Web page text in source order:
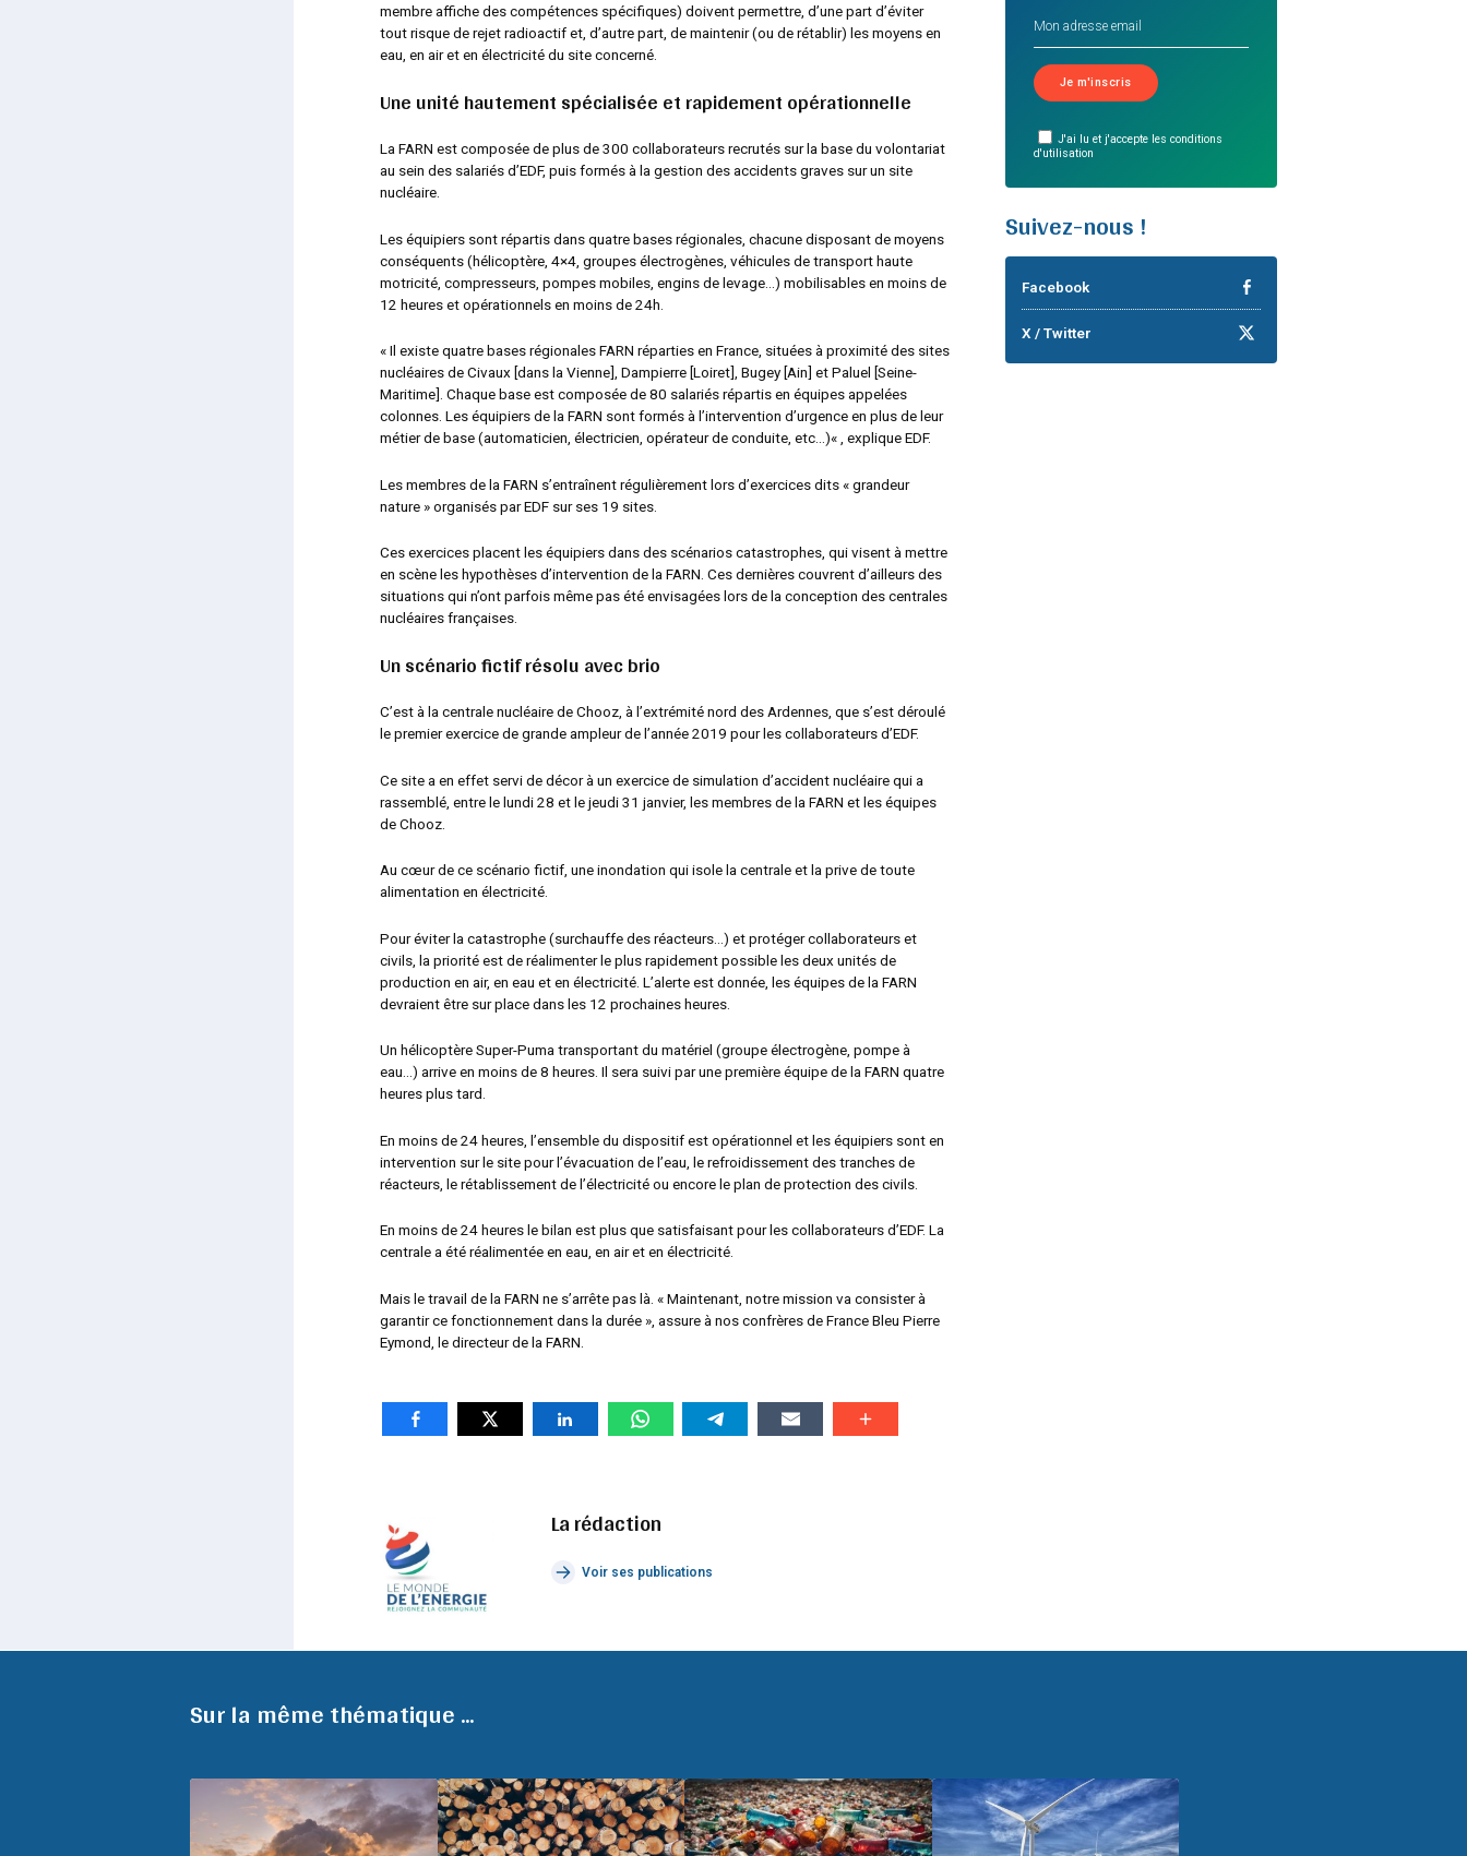
membre affiche des compétences spécifiques) doivent permettre, d’une part d’éviter
tout risque de rejet radioactif et, d’autre part, de maintenir (ou de rétablir) les moyens en
eau, en air et en électricité du site concerné.
Une unité hautement spécialisée et rapidement opérationnelle
La FARN est composée de plus de 300 collaborateurs recrutés sur la base du volontariat
au sein des salariés d’EDF, puis formés à la gestion des accidents graves sur un site
nucléaire.
Les équipiers sont répartis dans quatre bases régionales, chacune disposant de moyens
conséquents (hélicoptère, 4×4, groupes électrogènes, véhicules de transport haute
motricité, compresseurs, pompes mobiles, engins de levage…) mobilisables en moins de
12 heures et opérationnels en moins de 24h.
« Il existe quatre bases régionales FARN réparties en France, situées à proximité des sites
nucléaires de Civaux [dans la Vienne],Dampierre [Loiret],Bugey [Ain]et Paluel [Seine-
Maritime].Chaque base est composée de 80 salariés répartis en équipes appelées
colonnes. Les équipiers de la FARN sont formés à l’intervention d’urgence en plus de leur
métier de base (automaticien, électricien, opérateur de conduite, etc…)« , explique EDF.
Les membres de la FARN s’entraînent régulièrement lors d’exercices dits« grandeur
nature »organisés par EDF sur ses 19 sites.
Ces exercices placent les équipiers dans des scénarios catastrophes, qui visent à mettre
en scène les hypothèses d’intervention de la FARN. Ces dernières couvrent d’ailleurs des
situations qui n’ont parfois même pas été envisagées lors de la conception des centrales
nucléaires françaises.
Un scénario fictif résolu avec brio
C’est à la centrale nucléaire de Chooz, à l’extrémité nord des Ardennes, que s’est déroulé
le premier exercice de grande ampleur de l’année 2019 pour les collaborateurs d’EDF.
Ce site a en effet servi de décor à un exercice de simulation d’accident nucléaire qui a
rassemblé, entre le lundi 28 et le jeudi 31 janvier, les membres de la FARN et les équipes
de Chooz.
Au cœur de ce scénario fictif, une inondation qui isole la centrale et la prive de toute
alimentation en électricité.
Pour éviter la catastrophe (surchauffe des réacteurs…) et protéger collaborateurs et
civils, la priorité est de réalimenter le plus rapidement possible les deux unités de
production en air, en eau et en électricité. L’alerte est donnée, les équipes de la FARN
devraient être sur place dans les 12 prochaines heures.
Un hélicoptère Super-Puma transportant du matériel (groupe électrogène, pompe à
eau…) arrive en moins de 8 heures. Il sera suivi par une première équipe de la FARN quatre
heures plus tard.
En moins de 24 heures, l’ensemble du dispositif est opérationnel et les équipiers sont en
intervention sur le site pour l’évacuation de l’eau, le refroidissement des tranches de
réacteurs, le rétablissement de l’électricité ou encore le plan de protection des civils.
En moins de 24 heures le bilan est plus que satisfaisant pour les collaborateurs d’EDF. La
centrale a été réalimentée en eau, en air et en électricité.
Mais le travail de la FARN ne s’arrête pas là.« Maintenant, notre mission va consister à
garantir ce fonctionnement dans la durée » , assure à nos confrères de France Bleu Pierre
Eymond, le directeur de la FARN.
La rédaction
Voir ses publications
J'ai lu et j'accepte les conditions
d'utilisation
Suivez-nous !
Facebook
X / Twitter
Sur la même thématique ...